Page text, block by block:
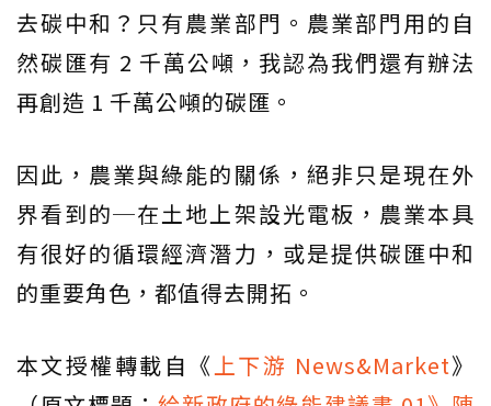
去碳中和？只有農業部門。農業部門用的自
然碳匯有 2 千萬公噸，我認為我們還有辦法
再創造 1 千萬公噸的碳匯。
因此，農業與綠能的關係，絕非只是現在外
界看到的─在土地上架設光電板，農業本具
有很好的循環經濟潛力，或是提供碳匯中和
的重要角色，都值得去開拓。
本文授權轉載自《上下游 News&Market》